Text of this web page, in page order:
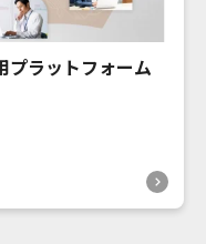
プラットフォーム